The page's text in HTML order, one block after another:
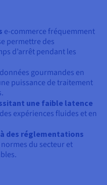
e-commerce fréquemment
permettre des
d’arrêt pendant les
gourmandes en
puissance de traitement
une faible latence
expériences fluides et en
des réglementations
du secteur et